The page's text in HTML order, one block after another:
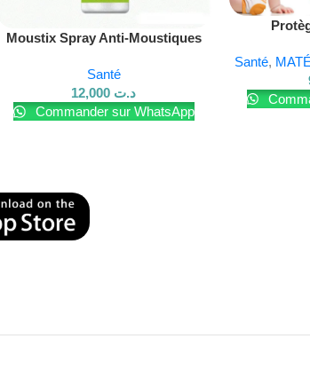
Moustix Spray Anti-Moustiques
Santé
د.ت
Commander sur WhatsApp
Lire La Suite
Santé,